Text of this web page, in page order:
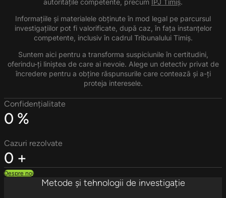
autoritățile competente, precum IPJ Timiș.
Informațiile și materialele obținute în mod legal pe parcursul
investigațiilor pot fi valorificate, după caz, în fața instanțelor
competente, inclusiv în cadrul Tribunalului Timiș.
Suntem aici pentru a transforma suspiciunile în certitudini,
oferindu-ți liniștea de care ai nevoie. Alege un detectiv privat de
încredere pentru a obține răspunsurile care contează și a-ți
proteja interesele.
Confidențialitate
0 %
Cazuri rezolvate
0 +
Despre noi
Metode și tehnologii de investigație